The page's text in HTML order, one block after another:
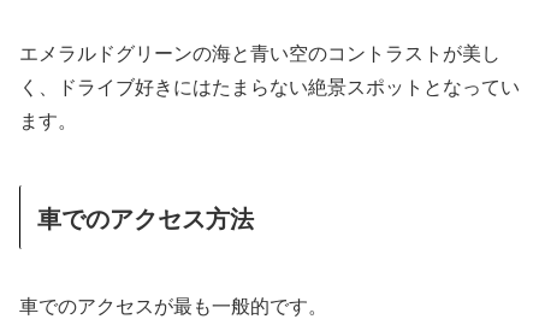
エメラルドグリーンの海と青い空のコントラストが美し
く、ドライブ好きにはたまらない絶景スポットとなってい
ます。
車でのアクセス方法
車でのアクセスが最も一般的です。